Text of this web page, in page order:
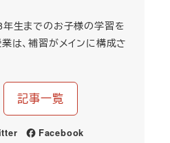
生までのお子様の学習を
は、補習がメインに構成さ
記事一覧
Facebook